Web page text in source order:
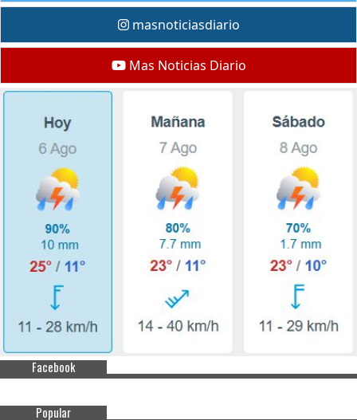
masnoticiasdiario
Mas Noticias Diario
Facebook
Popular